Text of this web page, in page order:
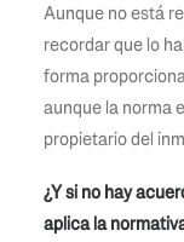
Aunque no está
recordar que lo
forma
aunque la norma
propietario del
¿Y si no hay
aplica la